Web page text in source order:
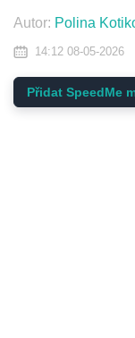
Autor: Polina
14:12 08-05-2026
Přidat SpeedMe